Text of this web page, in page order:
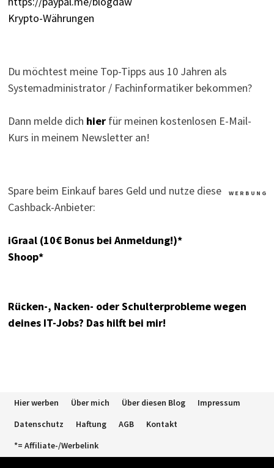
Krypto-Währungen
Du möchtest meine Top-Tipps aus 10 Jahren als
Systemadministrator / Fachinformatiker bekommen?
Dann melde dich hierfür meinen kostenlosen E-Mail-
Kurs in meinem Newsletter an!
W E R B U N G
Spare beim Einkauf bares Geld und nutze diese
Cashback-Anbieter:
iGraal (10€ Bonus bei Anmeldung!)*
Shoop*
Rücken-, Nacken- oder Schulterprobleme wegen
deines IT-Jobs? Das hilft bei mir!
Hier werben Über mich Über diesen Blog
Impressum
Datenschutz
Haftung AGB
Kontakt
*= Affiliate-/Werbelink